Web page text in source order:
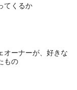
てくるか
オーナーが、好きな
もの